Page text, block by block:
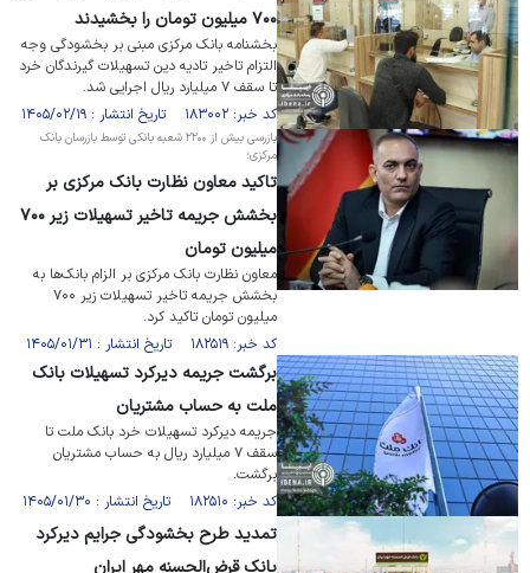
۷۰۰ میلیون تومان را بخشیدند
بخشنامه بانک مرکزی مبنی بر بخشودگی وجه
التزام تاخیر تادیه دین تسهیلات گیرندگان خرد
تا سقف ۷ میلیارد ریال اجرایی شد.
کد خبر: ۱۸۳۰۰۲ تاریخ انتشار : ۱۴۰۵/۰۲/۱۹
بازرسی بیش از ۲۲۰۰ شعبه بانکی توسط بازرسان بانک
مرکزی؛
تاکید معاون نظارت بانک مرکزی بر
بخشش جریمه تاخیر تسهیلات زیر ۷۰۰
میلیون تومان
معاون نظارت بانک مرکزی بر الزام بانک‌ها به
بخشش جریمه تاخیر تسهیلات زیر ۷۰۰
میلیون تومان تاکید کرد.
کد خبر: ۱۸۲۵۱۹ تاریخ انتشار : ۱۴۰۵/۰۱/۳۱
برگشت جریمه دیر‌کرد تسهیلات بانک
ملت به حساب مشتریان
جریمه دیرکرد تسهیلات خرد بانک ملت تا
سقف ۷ میلیارد ریال به حساب مشتریان
برگشت.
کد خبر: ۱۸۲۵۱۰ تاریخ انتشار : ۱۴۰۵/۰۱/۳۰
تمدید طرح بخشودگی جرایم دیرکرد
بانک قرض‌الحسنه مهر ایران